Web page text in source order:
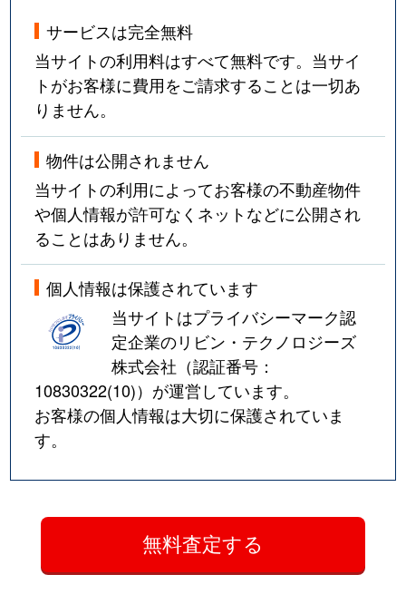
サービスは完全無料
当サイトの利用料はすべて無料です。当サイ
トがお客様に費用をご請求することは一切あ
りません。
物件は公開されません
当サイトの利用によってお客様の不動産物件
や個人情報が許可なくネットなどに公開され
ることはありません。
個人情報は保護されています
当サイトはプライバシーマーク認
定企業のリビン・テクノロジーズ
株式会社（認証番号：
10830322(10)）が運営しています。
お客様の個人情報は大切に保護されていま
す。